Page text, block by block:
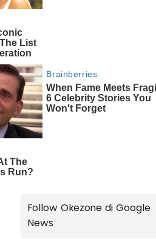
Follow Okezone di Google
News